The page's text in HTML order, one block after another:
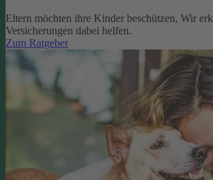
Eltern möchten ihre Kinder beschützen, Wir
Versicherungen dabei helfen.
Zum Ratgeber